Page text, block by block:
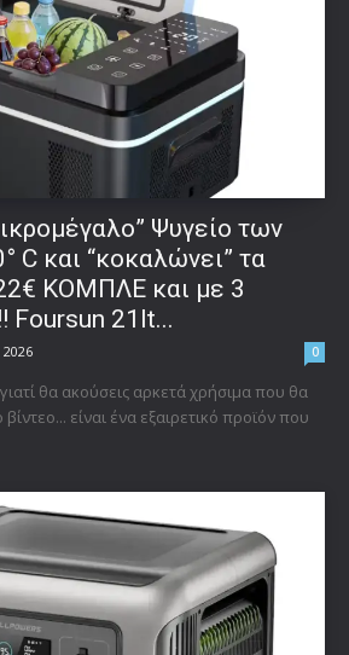
Ψυγείο των
C και “κοκαλώνει” τα
ΚΟΜΠΛΕ και με 3
Foursun 21lt...
2026 0
θα ακούσεις αρκετά χρήσιμα που θα
είναι ένα εξαιρετικό προϊόν που